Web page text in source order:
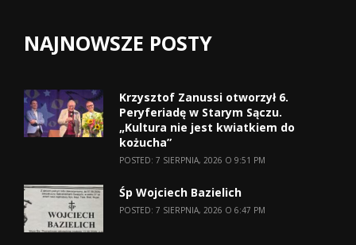
NAJNOWSZE POSTY
Krzysztof Zanussi otworzył 6.
Peryferiadę w Starym Sączu.
„Kultura nie jest kwiatkiem do
kożucha”
POSTED: 7 SIERPNIA, 2026 O 9:51 PM
Śp Wojciech Bazielich
POSTED: 7 SIERPNIA, 2026 O 6:47 PM